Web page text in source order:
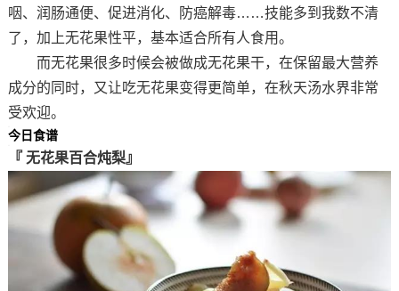
咽、润肠通便、促进消化、防癌解毒……技能多到我数不清
了，加上无花果性平，基本适合所有人食用。
而无花果很多时候会被做成无花果干，在保留最大营养
成分的同时，又让吃无花果变得更简单，在秋天汤水界非常
受欢迎。
今日食谱
『无花果百合炖梨』